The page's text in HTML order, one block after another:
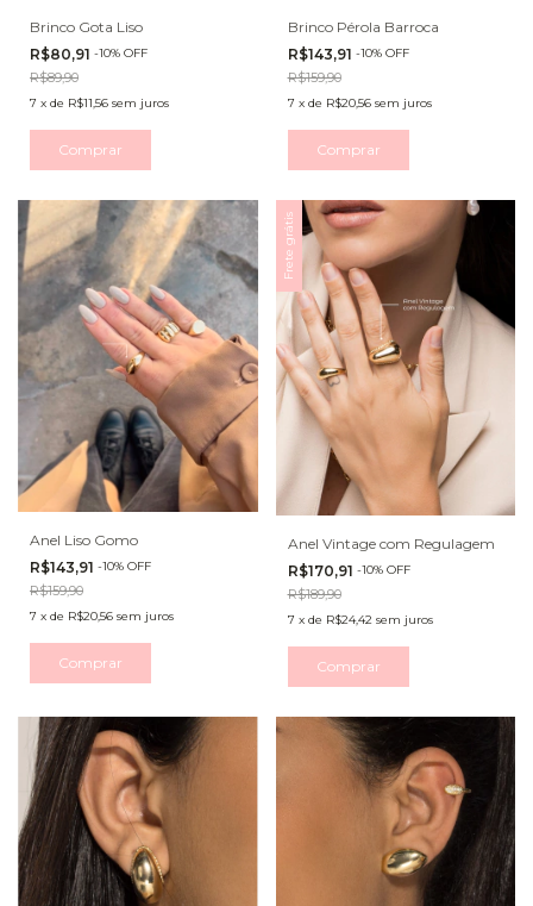
Brinco Gota Liso
R$80,91 -10% OFF
R$89,90
7 x de R$11,56 sem juros
Comprar
Brinco Pérola Barroca
R$143,91 -10% OFF
R$159,90
7 x de R$20,56 sem juros
Comprar
Anel Liso Gomo
R$143,91 -10% OFF
R$159,90
7 x de R$20,56 sem juros
Comprar
Frete grátis
Anel Vintage com Regulagem
R$170,91 -10% OFF
R$189,90
7 x de R$24,42 sem juros
Comprar